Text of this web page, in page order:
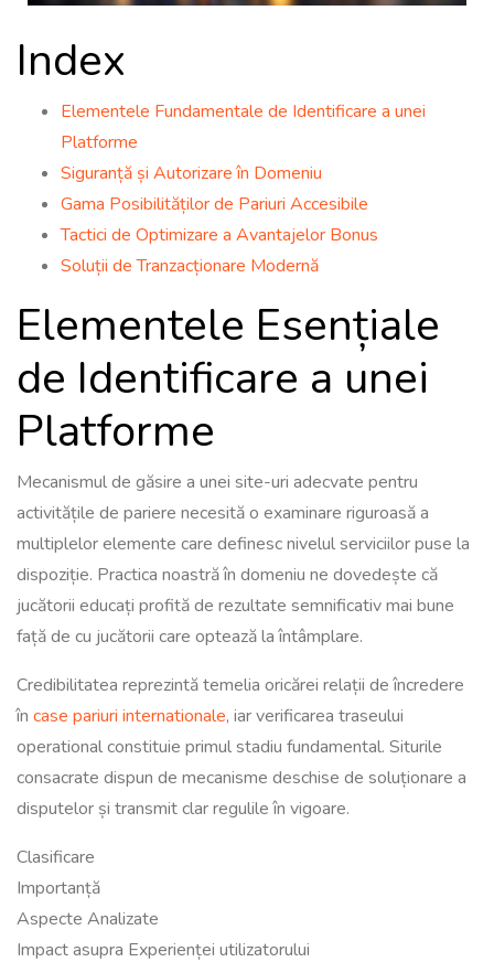
Index
Elementele Fundamentale de Identificare a unei
Platforme
Siguranță și Autorizare în Domeniu
Gama Posibilităților de Pariuri Accesibile
Tactici de Optimizare a Avantajelor Bonus
Soluții de Tranzacționare Modernă
Elementele Esențiale
de Identificare a unei
Platforme
Mecanismul de găsire a unei site-uri adecvate pentru
activitățile de pariere necesită o examinare riguroasă a
multiplelor elemente care definesc nivelul serviciilor puse la
dispoziție. Practica noastră în domeniu ne dovedește că
jucătorii educați profită de rezultate semnificativ mai bune
față de cu jucătorii care optează la întâmplare.
Credibilitatea reprezintă temelia oricărei relații de încredere
în case pariuri internationale, iar verificarea traseului
operational constituie primul stadiu fundamental. Siturile
consacrate dispun de mecanisme deschise de soluționare a
disputelor și transmit clar regulile în vigoare.
Clasificare
Importanță
Aspecte Analizate
Impact asupra Experienței utilizatorului